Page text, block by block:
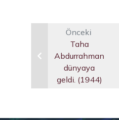
Önceki
Taha
Abdurrahman
dünyaya
geldi. (1944)